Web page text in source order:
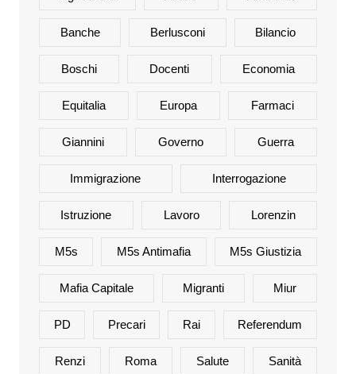
Banche Berlusconi Bilancio
Boschi Docenti Economia
Equitalia Europa Farmaci
Giannini Governo Guerra
Immigrazione Interrogazione
Istruzione Lavoro Lorenzin
M5s M5s Antimafia M5s Giustizia
Mafia Capitale Migranti Miur
PD Precari Rai Referendum
Renzi Roma Salute Sanità